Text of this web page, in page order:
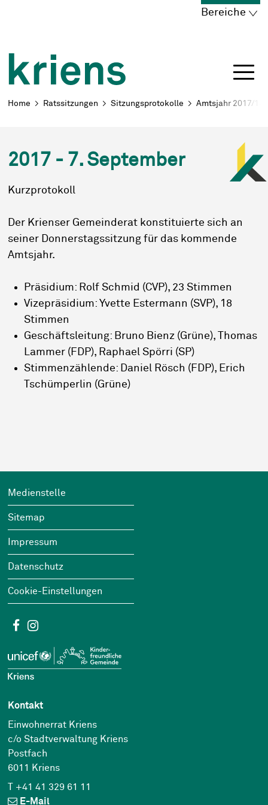
Navigieren in Kriens
Bereiche
Breadcrumb
Home Ratssitzungen Sitzungsprotokolle Amtsjahr 2017/18
2017 - 7. September
Kurzprotokoll
Der Krienser Gemeinderat konstituierte sich an
seiner Donnerstagssitzung für das kommende
Amtsjahr.
Präsidium: Rolf Schmid (CVP), 23 Stimmen
Vizepräsidium: Yvette Estermann (SVP), 18
Stimmen
Geschäftsleitung: Bruno Bienz (Grüne), Thomas
Lammer (FDP), Raphael Spörri (SP)
Stimmenzählende: Daniel Rösch (FDP), Erich
Tschümperlin (Grüne)
Footer
Wichtige Links
Medienstelle
Sitemap
Impressum
Datenschutz
Cookie-Einstellungen
Social Media
Facebook
Kontakt
Einwohnerrat Kriens
c/o Stadtverwaltung Kriens
Postfach
6011 Kriens
T +41 41 329 61 11
E-Mail